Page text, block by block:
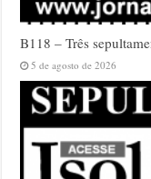
B118 – Três
5 de agosto de 2026